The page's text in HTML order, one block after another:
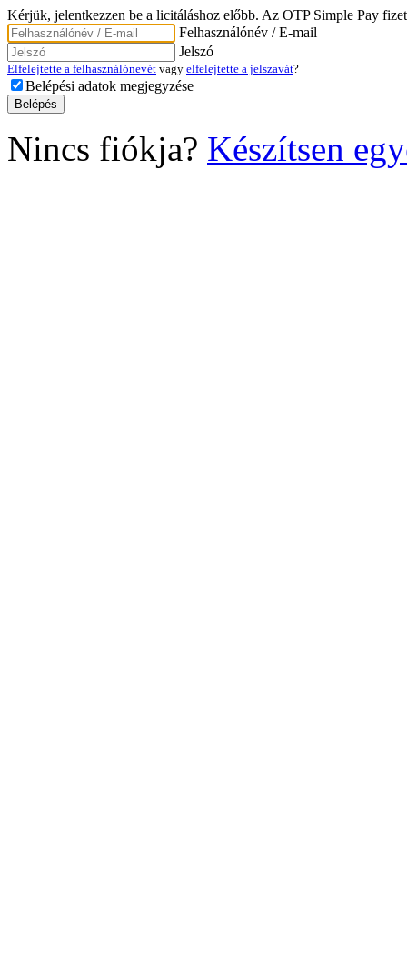
Kérjük, jelentkezzen be a licitáláshoz előbb. Az OTP Simple Pay
Felhasználónév / E-mail
Jelszó
Elfelejtette a felhasználónevét vagy elfelejtette a jelszavát?
Belépési adatok megjegyzése
Nincs fiókja? Készítsen